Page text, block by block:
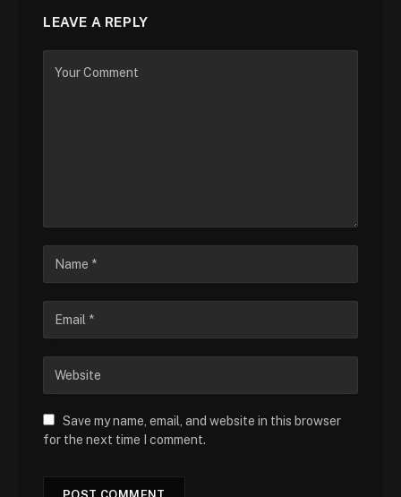
LEAVE A REPLY
Save my name, email, and website in this browser
for the next time I comment.